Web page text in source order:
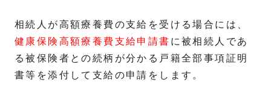
相続人が高額療養費の支給を受ける場合には、
健康保険高額療養費支給申請書 に被相続人であ
る被保険者との続柄が分かる戸籍全部事項証明
書等を添付して支給の申請をします。